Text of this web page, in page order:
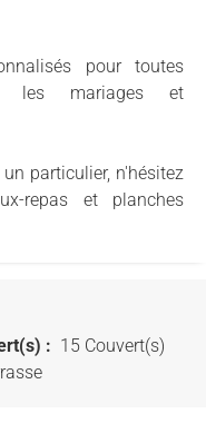
pour toutes
les mariages et
particulier, n'hésitez
repas et planches
: 15 Couvert(s)